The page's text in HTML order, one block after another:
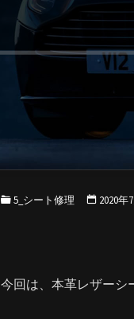
5_シート修理 2020年
今回は、本革レザーシ